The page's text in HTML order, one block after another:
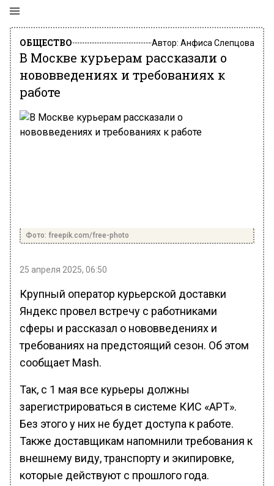
ОБЩЕСТВО Автор: Анфиса Слепцова
В Москве курьерам рассказали о
нововведениях и требованиях к
работе
Фото: freepik.com/free-photo
25 апреля 2025, 06:50
Крупный оператор курьерской доставки
Яндекс провел встречу с работниками
сферы и рассказал о нововведениях и
требованиях на предстоящий сезон. Об этом
сообщает Mash.
Так, с 1 мая все курьеры должны
зарегистрироваться в системе КИС «АРТ».
Без этого у них не будет доступа к работе.
Также доставщикам напомнили требования к
внешнему виду, транспорту и экипировке,
которые действуют с прошлого года.